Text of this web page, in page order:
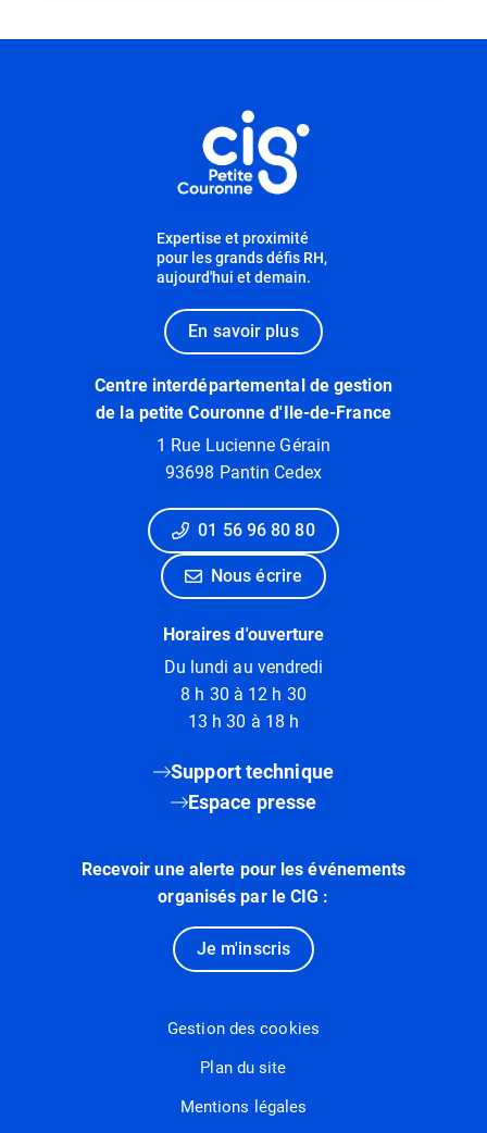
Expertise et proximité
pour les grands défis RH,
aujourd'hui et demain.
En savoir plus
Centre interdépartemental de gestion
de la petite Couronne d'Ile-de-France
1 Rue Lucienne Gérain
93698 Pantin Cedex
01 56 96 80 80
Nous écrire
Horaires d'ouverture
Du lundi au vendredi
8 h 30 à 12 h 30
13 h 30 à 18 h
Support technique
Espace presse
Recevoir une alerte pour les événements
organisés par le CIG :
Je m'inscris
Gestion des cookies
Plan du site
Mentions légales